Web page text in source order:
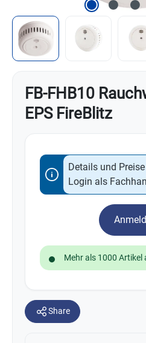
FB-FHB10
EPS FireBlitz
Details und
Login als
Mehr als 1000 Artikel
Share